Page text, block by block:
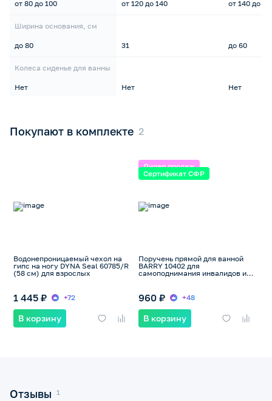
от 80 до 100
Ширина основания, см
до 80
Колеса сиденье для ванны
Нет
от 120 до 140
31
Нет
от 140 до
до 60
Нет
Покупают в комплекте
Водонепроницаемый чехол на
гипс на ногу DYNA Seal 60785/R
(58 см) для взрослых
1 445 ₽ +72
В корзину
Лидер продаж
Сертификат СФР
Поручень прямой для ванной
BARRY 10402 для
самоподнимания инвалидов и
960 ₽ +48
В корзину
Отзывы